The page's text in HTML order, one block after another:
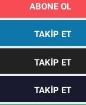
ABONE OL
TAKIP ET
TAKIP ET
TAKIP ET